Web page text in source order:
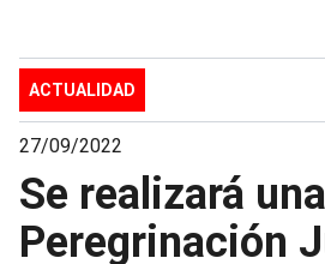
ACTUALIDAD
27/09/2022
Se realizará
Peregrinación